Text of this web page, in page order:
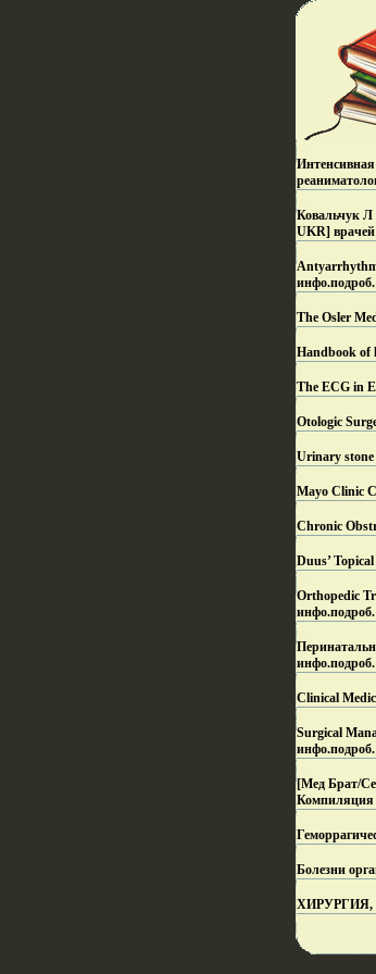
Ковальчук Л
UKR]
инфо.подроб.
The Osler
Handbook of
The ECG in
Otologic
Urinary stone
Mayo Clinic
Chronic
Duus’
Orthopedic
инфо.подроб.
инфо.подроб.
Clinical
Surgical
инфо.подроб.
[Мед Брат/
Компиляция
Болезни
ХИРУРГИЯ,